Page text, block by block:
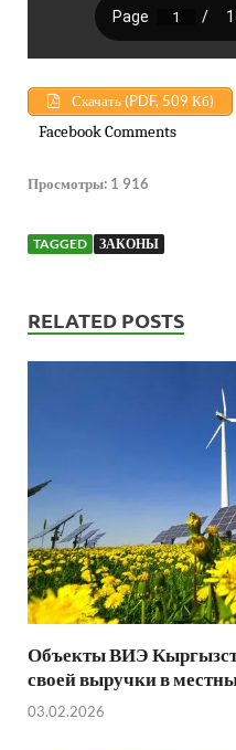
Скачать (PDF, 509 Кб)
Facebook Comments
Просмотры: 1 916
TAGGED ЗАКОНЫ
RELATED POSTS
Объекты ВИЭ
своей выручки в
03.02.2026